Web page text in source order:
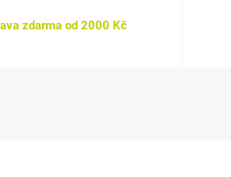
zdarma od 2000 Kč